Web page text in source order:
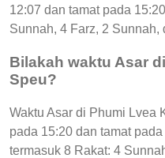
12:07 dan tamat pada
Sunnah, 4 Farz, 2 Sunnah,
Bilakah waktu Asar
Speu?
Waktu Asar di Phumi Lvea
pada 15:20 dan tamat
termasuk 8 Rakat: 4